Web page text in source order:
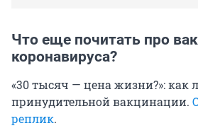
Что еще почитать про
коронавируса?
«30 тысяч — цена жизни?»: как
принудительной вакцинации.
реплик.